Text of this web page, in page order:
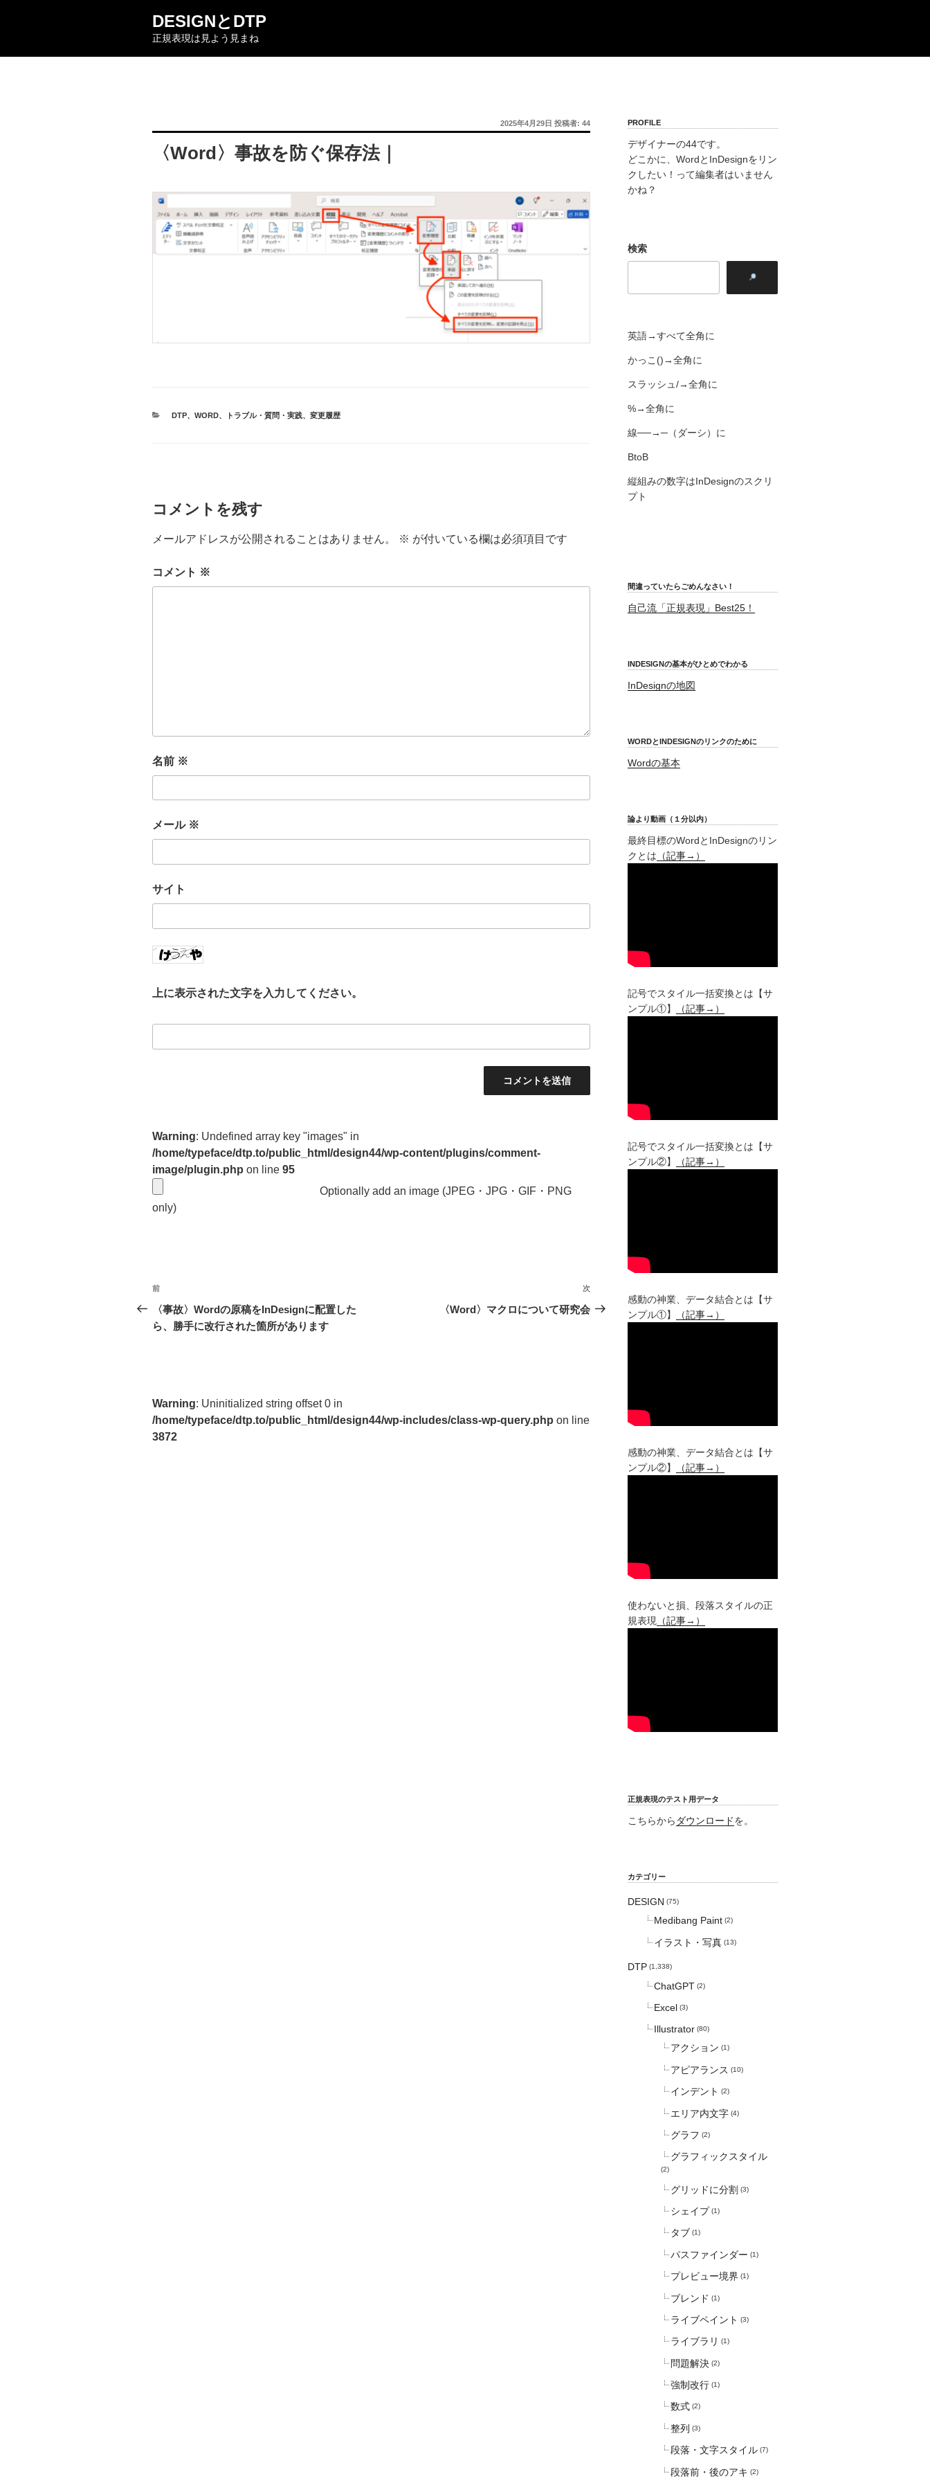
ン
DESIGNとDTP
正規表現は見よう見まね
投
稿
2025年4月29日 投稿者: 44
〈Word〉事故を防ぐ保存法｜
カ
DTP、 WORD、 トラブル・質問・実践、 変更履歴
コメントを残す
メールアドレスが公開されることはありません。 ※ が付いている欄は必須項目です
コメント ※
名前 ※
メール ※
サイト
上に表示された文字を入力してください。
Warning: Undefined array key "images" in
/home/typeface/dtp.to/public_html/design44/wp-content/plugins/comment-
image/plugin.php on line 95
Optionally add an image (JPEG・JPG・GIF・PNG
only)
投
稿
ナ
ー
シ
前
の
投
前
〈事故〉Wordの原稿をInDesignに配置した
ら、勝手に改行された箇所があります
次
の
次
〈Word〉マクロについて研究会
Warning: Uninitialized string offset 0 in
/home/typeface/dtp.to/public_html/design44/wp-includes/class-wp-query.php on line
3872
PROFILE
デザイナーの44です。
どこかに、WordとInDesignをリン
クしたい！って編集者はいません
かね？
検索
英語→すべて全角に
かっこ()→全角に
スラッシュ/→全角に
%→全角に
線──→─（ダーシ）に
BtoB
縦組みの数字はInDesignのスクリ
プト
間違っていたらごめんなさい！
自己流「正規表現」Best25！
INDESIGNの基本がひとめでわかる
InDesignの地図
WORDとINDESIGNのリンクのために
Wordの基本
論より動画（１分以内）
最終目標のWordとInDesignのリン
クとは （記事→）
記号でスタイル一括変換とは【サ
ンプル①】
（記事→）
記号でスタイル一括変換とは【サ
ンプル②】
（記事→）
感動の神業、データ結合とは【サ
ンプル①】
（記事→）
感動の神業、データ結合とは【サ
ンプル②】
（記事→）
使わないと損、段落スタイルの正
規表現
（記事→）
正規表現のテスト用データ
こちらから ダウンロードを。
カテゴリー
DESIGN (75)
Medibang Paint (2)
イラスト・写真 (13)
DTP (1,338)
ChatGPT (2)
Excel (3)
Illustrator (80)
アクション (1)
アピアランス (10)
インデント (2)
エリア内文字 (4)
グラフ (2)
グラフィックスタイル
(2)
グリッドに分割 (3)
シェイプ (1)
タブ (1)
パスファインダー (1)
プレビュー境界 (1)
ブレンド (1)
ライブペイント (3)
ライブラリ (1)
問題解決 (2)
強制改行 (1)
数式 (2)
整列 (3)
段落・文字スタイル (7)
段落前・後のアキ (2)